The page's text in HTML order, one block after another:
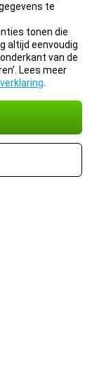
te
tonen die
altijd eenvoudig
van de
Lees meer